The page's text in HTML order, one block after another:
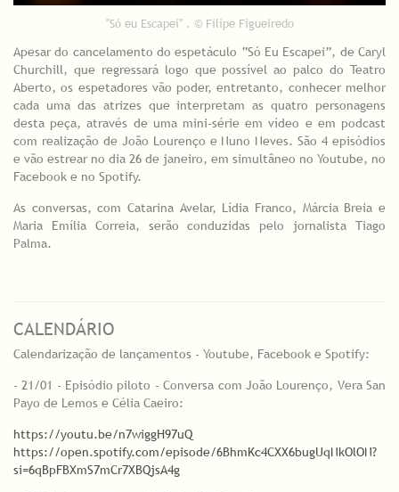
"Só eu Escapei" . © Filipe Figueiredo
Apesar do cancelamento do espetáculo “Só Eu Escapei”, de Caryl
Churchill, que regressará logo que possível ao palco do Teatro
Aberto, os espetadores vão poder, entretanto, conhecer melhor
cada uma das atrizes que interpretam as quatro personagens
desta peça, através de uma mini-série em vídeo e em podcast
com realização de João Lourenço e Nuno Neves. São 4 episódios
e vão estrear no dia 26 de janeiro, em simultâneo no Youtube, no
Facebook e no Spotify.
As conversas, com Catarina Avelar, Lídia Franco, Márcia Breia e
Maria Emília Correia, serão conduzidas pelo jornalista Tiago
Palma.
CALENDÁRIO
Calendarização de lançamentos - Youtube, Facebook e Spotify:
- 21/01 - Episódio piloto - Conversa com João Lourenço, Vera San
Payo de Lemos e Célia Caeiro:
https://youtu.be/n7wiggH97uQ
https://open.spotify.com/episode/6BhmKc4CXX6bugUqNkOlON?
si=6qBpFBXmS7mCr7XBQjsA4g